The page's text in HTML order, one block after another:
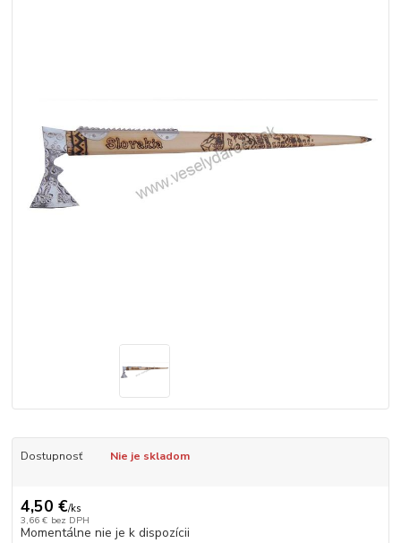
Dostupnosť Nie je skladom
4,50 €/ks
3,66 € bez DPH
Momentálne nie je k dispozícii